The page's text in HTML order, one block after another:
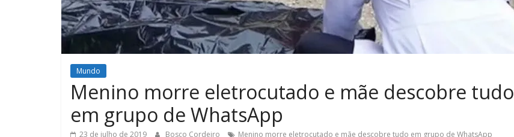
Mundo
Menino morre eletrocutado e mãe descobre tudo
em grupo de WhatsApp
23 de julho de 2019 Bosco Cordeiro Menino morre eletrocutado e mãe descobre tudo em grupo de WhatsApp